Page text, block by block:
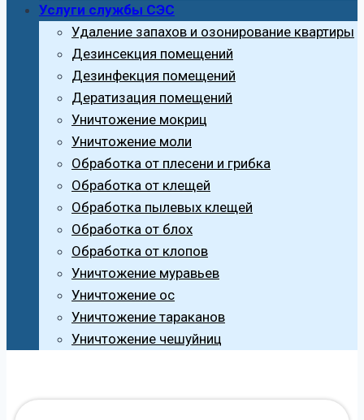
Услуги службы СЭС
Удаление запахов и озонирование квартиры
Дезинсекция помещений
Дезинфекция помещений
Дератизация помещений
Уничтожение мокриц
Уничтожение моли
Обработка от плесени и грибка
Обработка от клещей
Обработка пылевых клещей
Обработка от блох
Обработка от клопов
Уничтожение муравьев
Уничтожение ос
Уничтожение тараканов
Уничтожение чешуйниц